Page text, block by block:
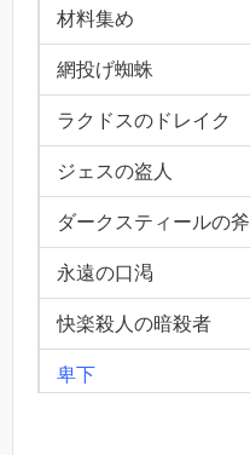
材料集め
網投げ蜘蛛
ラクドスのドレイク
ジェスの盗人
ダークスティールの斧
永遠の口渇
快楽殺人の暗殺者
卑下